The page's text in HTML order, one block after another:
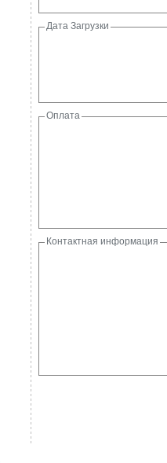
Дата Загрузки
Оплата
Контактная информация